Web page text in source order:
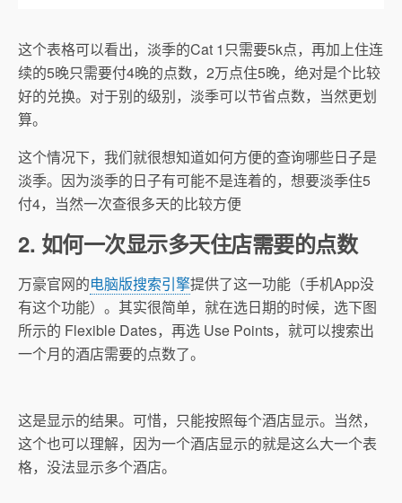
这个表格可以看出，淡季的Cat 1只需要5k点，再加上住连
续的5晚只需要付4晚的点数，2万点住5晚，绝对是个比较
好的兑换。对于别的级别，淡季可以节省点数，当然更划
算。
这个情况下，我们就很想知道如何方便的查询哪些日子是
淡季。因为淡季的日子有可能不是连着的，想要淡季住5
付4，当然一次查很多天的比较方便
2. 如何一次显示多天住店需要的点数
万豪官网的电脑版搜索引擎提供了这一功能（手机App没
有这个功能）。其实很简单，就在选日期的时候，选下图
所示的 Flexible Dates，再选 Use Points，就可以搜索出
一个月的酒店需要的点数了。
这是显示的结果。可惜，只能按照每个酒店显示。当然，
这个也可以理解，因为一个酒店显示的就是这么大一个表
格，没法显示多个酒店。